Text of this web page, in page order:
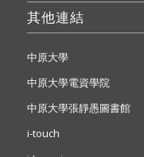
其他連結
中原大學
中原大學電資學院
中原大學張靜愚圖書館
i-touch